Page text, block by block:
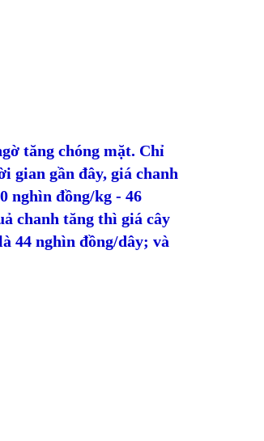
tăng chóng mặt. Chỉ
gian gần đây, giá chanh
nghìn đồng/kg - 46
chanh tăng thì giá cây
44 nghìn đồng/dây; và